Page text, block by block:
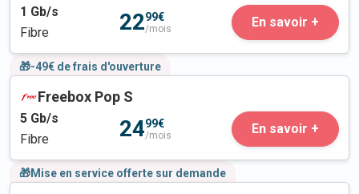
1 Gb/s
Fibre
2299€
/mois En savoir +
🎁-49€ de frais d'ouverture
Freebox Pop S
5 Gb/s
Fibre
2499€
/mois En savoir +
🎁Mise en service offerte sur demande